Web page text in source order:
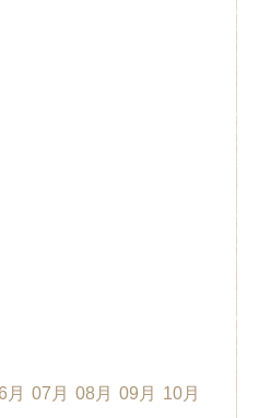
月 07月 08月 09月 10月